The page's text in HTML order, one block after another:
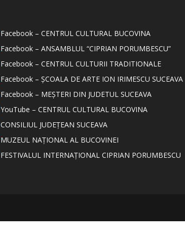
Facebook – CENTRUL CULTURAL BUCOVINA
Facebook – ANSAMBLUL “CIPRIAN PORUMBESCU”
Facebook – CENTRUL CULTURII TRADITIONALE
Facebook – ȘCOALA DE ARTE ION IRIMESCU SUCEAVA
Facebook – MEȘTERI DIN JUDETUL SUCEAVA
YouTube – CENTRUL CULTURAL BUCOVINA
CONSILIUL JUDEȚEAN SUCEAVA
MUZEUL NAȚIONAL AL BUCOVINEI
FESTIVALUL INTERNAȚIONAL CIPRIAN PORUMBESCU